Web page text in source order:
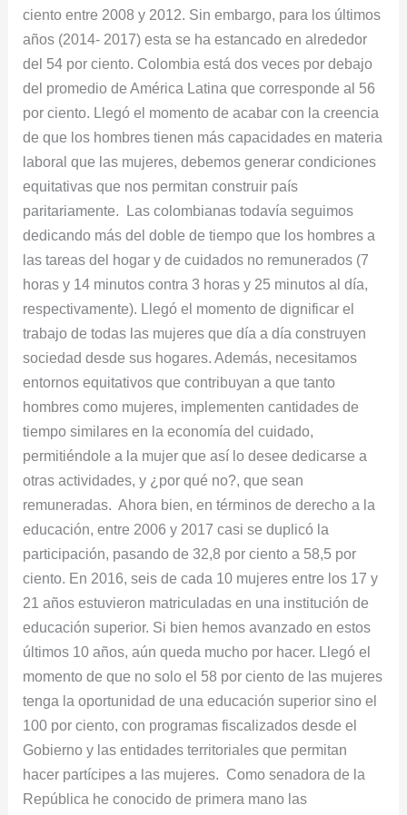
ciento entre 2008 y 2012. Sin embargo, para los últimos
años (2014- 2017) esta se ha estancado en alrededor
del 54 por ciento. Colombia está dos veces por debajo
del promedio de América Latina que corresponde al 56
por ciento. Llegó el momento de acabar con la creencia
de que los hombres tienen más capacidades en materia
laboral que las mujeres, debemos generar condiciones
equitativas que nos permitan construir país
paritariamente. Las colombianas todavía seguimos
dedicando más del doble de tiempo que los hombres a
las tareas del hogar y de cuidados no remunerados (7
horas y 14 minutos contra 3 horas y 25 minutos al día,
respectivamente). Llegó el momento de dignificar el
trabajo de todas las mujeres que día a día construyen
sociedad desde sus hogares. Además, necesitamos
entornos equitativos que contribuyan a que tanto
hombres como mujeres, implementen cantidades de
tiempo similares en la economía del cuidado,
permitiéndole a la mujer que así lo desee dedicarse a
otras actividades, y ¿por qué no?, que sean
remuneradas. Ahora bien, en términos de derecho a la
educación, entre 2006 y 2017 casi se duplicó la
participación, pasando de 32,8 por ciento a 58,5 por
ciento. En 2016, seis de cada 10 mujeres entre los 17 y
21 años estuvieron matriculadas en una institución de
educación superior. Si bien hemos avanzado en estos
últimos 10 años, aún queda mucho por hacer. Llegó el
momento de que no solo el 58 por ciento de las mujeres
tenga la oportunidad de una educación superior sino el
100 por ciento, con programas fiscalizados desde el
Gobierno y las entidades territoriales que permitan
hacer partícipes a las mujeres. Como senadora de la
República he conocido de primera mano las